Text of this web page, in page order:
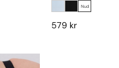
Nud
579 kr